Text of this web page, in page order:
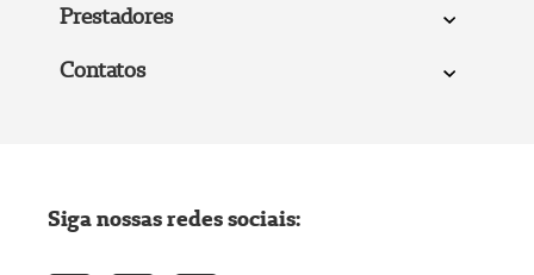
Prestadores
Contatos
Siga nossas redes sociais: